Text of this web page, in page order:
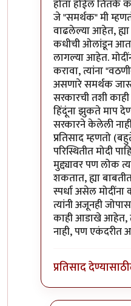
होता होईल तितके
जे "समर्थक" मी
वाढलेल्या आहेत, ह्या
कधीची ओलांडून
लागल्या आहेत.
करावा, त्यांना
असणारे समर्थक
सरकारची तशी
हिंदूंना झुकते माप
सरकारने केलेली
प्रतिसाद म्हणतो
परिस्थितीत मोदी
मुद्द्यावर पण लोक
शकतात, ह्या
स्पर्धा असेल
त्यांनी अजूनही
काही आडाखे आहेत,
नाही, पण एकंदरीत
प्रतिसाद देण्यासाठी